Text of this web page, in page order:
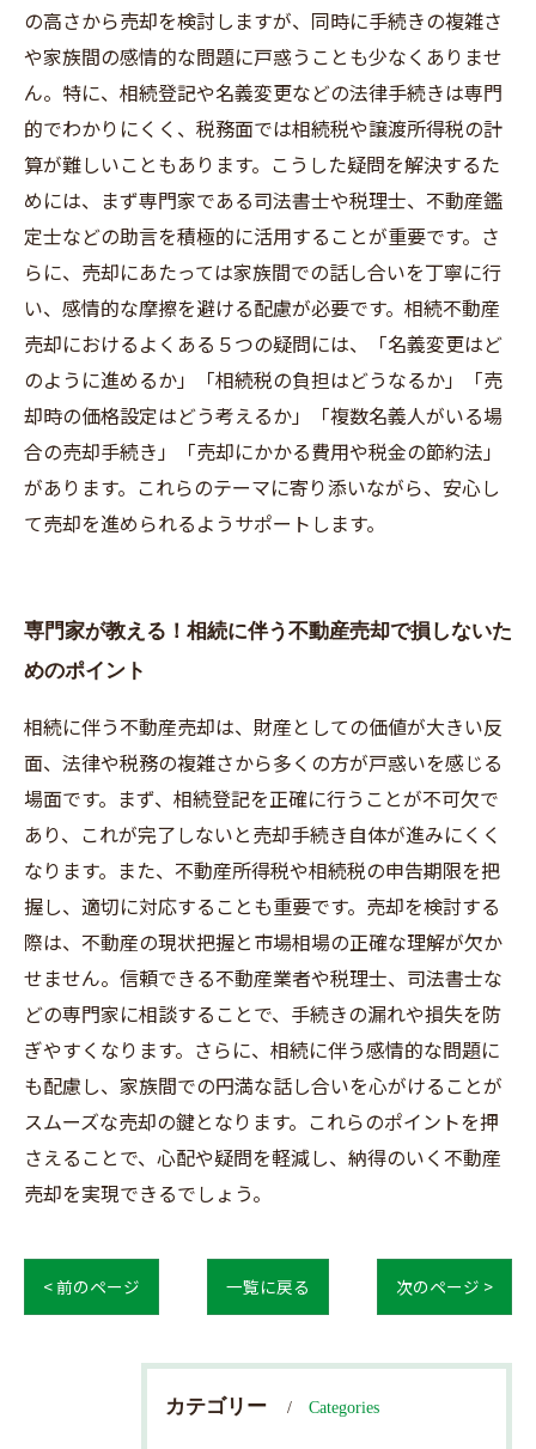
の高さから売却を検討しますが、同時に手続きの複雑さ
や家族間の感情的な問題に戸惑うことも少なくありませ
ん。特に、相続登記や名義変更などの法律手続きは専門
的でわかりにくく、税務面では相続税や譲渡所得税の計
算が難しいこともあります。こうした疑問を解決するた
めには、まず専門家である司法書士や税理士、不動産鑑
定士などの助言を積極的に活用することが重要です。さ
らに、売却にあたっては家族間での話し合いを丁寧に行
い、感情的な摩擦を避ける配慮が必要です。相続不動産
売却におけるよくある５つの疑問には、「名義変更はど
のように進めるか」「相続税の負担はどうなるか」「売
却時の価格設定はどう考えるか」「複数名義人がいる場
合の売却手続き」「売却にかかる費用や税金の節約法」
があります。これらのテーマに寄り添いながら、安心し
て売却を進められるようサポートします。
専門家が教える！相続に伴う不動産売却で損しないた
めのポイント
相続に伴う不動産売却は、財産としての価値が大きい反
面、法律や税務の複雑さから多くの方が戸惑いを感じる
場面です。まず、相続登記を正確に行うことが不可欠で
あり、これが完了しないと売却手続き自体が進みにくく
なります。また、不動産所得税や相続税の申告期限を把
握し、適切に対応することも重要です。売却を検討する
際は、不動産の現状把握と市場相場の正確な理解が欠か
せません。信頼できる不動産業者や税理士、司法書士な
どの専門家に相談することで、手続きの漏れや損失を防
ぎやすくなります。さらに、相続に伴う感情的な問題に
も配慮し、家族間での円満な話し合いを心がけることが
スムーズな売却の鍵となります。これらのポイントを押
さえることで、心配や疑問を軽減し、納得のいく不動産
売却を実現できるでしょう。
< 前のページ 一覧に戻る 次のページ >
カテゴリー Categories